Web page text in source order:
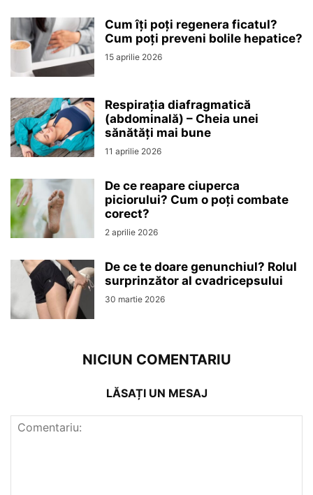
Cum îți poți regenera ficatul?
Cum poți preveni bolile hepatice?
15 aprilie 2026
Respirația diafragmatică
(abdominală) – Cheia unei
sănătăți mai bune
11 aprilie 2026
De ce reapare ciuperca
piciorului? Cum o poți combate
corect?
2 aprilie 2026
De ce te doare genunchiul? Rolul
surprinzător al cvadricepsului
30 martie 2026
NICIUN COMENTARIU
LĂSAȚI UN MESAJ